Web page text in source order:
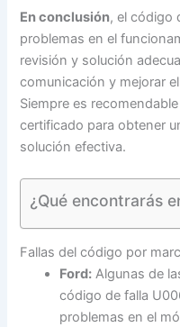
En conclusión, el código
problemas en el
revisión y solución
comunicación y mejorar
Siempre es
certificado para obtener
solución efectiva.
¿Qué encontrarás
Fallas del código por
Ford: Algunas de
código de falla
problemas en el